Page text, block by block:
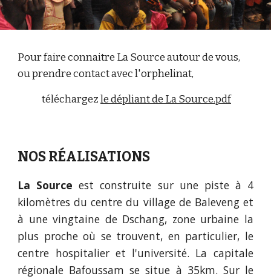
Pour faire connaitre La Source autour de vous,
ou prendre contact avec l'orphelinat,
téléchargezle dépliant de La Source.pdf
NOS RÉALISATIONS
La Sourceest construite sur une piste à 4
kilomètres du centre du village de Baleveng et
à une vingtaine de Dschang, zone urbaine la
plus proche où se trouvent, en particulier, le
centre hospitalier et l'université. La capitale
régionale Bafoussam se situe à 35km. Sur le